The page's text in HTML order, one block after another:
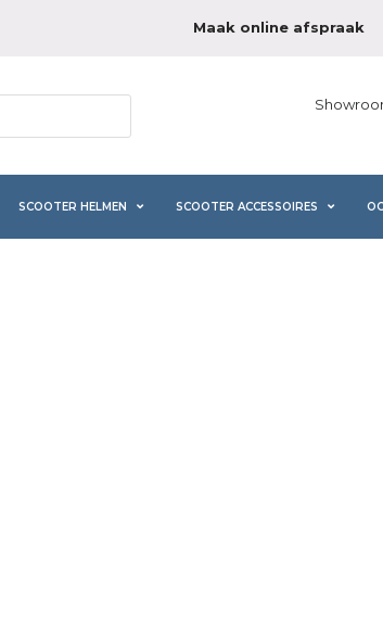
Maak online afspraak
SCOOTER HELMEN SCOOTER ACCESSOIRES